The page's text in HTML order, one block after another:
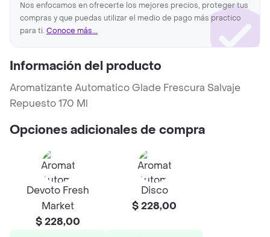
Nos enfocamos en ofrecerte los mejores precios, proteger tus
compras y que puedas utilizar el medio de pago más practico
para ti. Conoce más...
Información del producto
Aromatizante Automatico Glade Frescura Salvaje
Repuesto 170 Ml
Opciones adicionales de compra
Devoto Fresh
Market
$ 228,00
Disco
$ 228,00